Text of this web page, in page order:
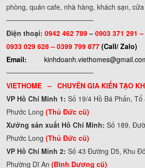
phòng, quán cafe, nhà hàng, khách sạn,
──────────────────
Điện thoại:0942 462 789–0903 371 291
0933 029 628 – 0399 799 877(Call/ Zalo)
Email:
──────────────────
VIETHOME – CHUYÊN GIA KIẾN TẠO
VP Hồ Chí Minh 1: Số 19/4 Hồ Bá Phấn, Tổ
Phước Long(Thủ Đức cũ)
Xưởng sản xuất Hồ Chí Minh: Số 189,
Phước Long(Thủ Đức cũ)
VP Hồ Chí Minh 2: Số 43 Đường D5, Khu
Phường Dĩ An (Bình Dương cũ)